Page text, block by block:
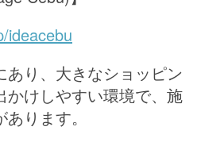
ideacebu
あり、大きなショッピン
かけしやすい環境で、施
ります。